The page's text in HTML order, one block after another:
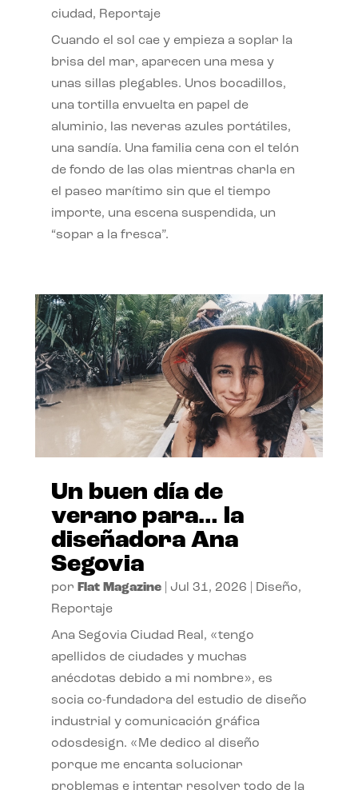
ciudad, Reportaje
Cuando el sol cae y empieza a soplar la
brisa del mar, aparecen una mesa y
unas sillas plegables. Unos bocadillos,
una tortilla envuelta en papel de
aluminio, las neveras azules portátiles,
una sandía. Una familia cena con el telón
de fondo de las olas mientras charla en
el paseo marítimo sin que el tiempo
importe, una escena suspendida, un
“sopar a la fresca”.
Un buen día de
verano para… la
diseñadora Ana
Segovia
por Flat Magazine| Jul 31, 2026 Diseño,
Reportaje
Ana Segovia Ciudad Real, «tengo
apellidos de ciudades y muchas
anécdotas debido a mi nombre», es
socia co-fundadora del estudio de diseño
industrial y comunicación gráfica
odosdesign. «Me dedico al diseño
porque me encanta solucionar
problemas e intentar resolver todo de la